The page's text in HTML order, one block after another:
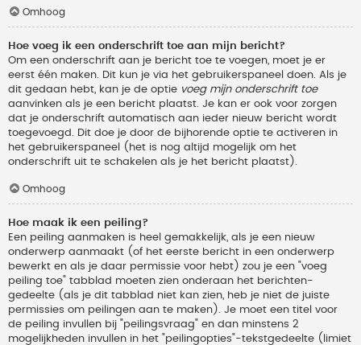
Omhoog
Hoe voeg ik een onderschrift toe aan mijn bericht?
Om een onderschrift aan je bericht toe te voegen, moet je er
eerst één maken. Dit kun je via het gebruikerspaneel doen. Als je
dit gedaan hebt, kan je de optie voeg mijn onderschrift toe
aanvinken als je een bericht plaatst. Je kan er ook voor zorgen
dat je onderschrift automatisch aan ieder nieuw bericht wordt
toegevoegd. Dit doe je door de bijhorende optie te activeren in
het gebruikerspaneel (het is nog altijd mogelijk om het
onderschrift uit te schakelen als je het bericht plaatst).
Omhoog
Hoe maak ik een peiling?
Een peiling aanmaken is heel gemakkelijk, als je een nieuw
onderwerp aanmaakt (of het eerste bericht in een onderwerp
bewerkt en als je daar permissie voor hebt) zou je een "voeg
peiling toe" tabblad moeten zien onderaan het berichten-
gedeelte (als je dit tabblad niet kan zien, heb je niet de juiste
permissies om peilingen aan te maken). Je moet een titel voor
de peiling invullen bij "peilingsvraag" en dan minstens 2
mogelijkheden invullen in het "peilingopties"-tekstgedeelte (limiet